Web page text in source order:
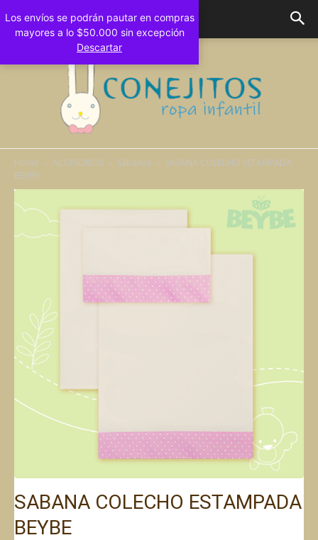
Home ACCESORIOS Sábanas
SABANA COLECHO ESTAMPADA
BEYBE
SABANA COLECHO ESTAMPADA
BEYBE
Los envíos se podrán pautar en compras
mayores a lo $50.000 sin excepción
Descartar